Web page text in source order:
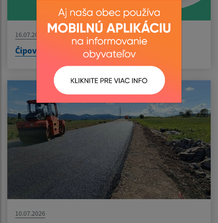
16.07.2026
Čipovanie nádob
10.07.2026